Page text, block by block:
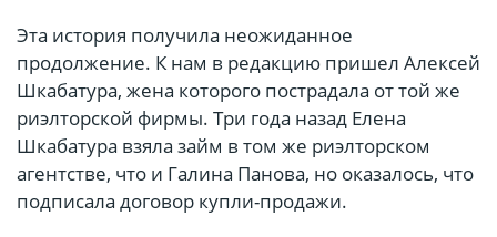
Эта история получила неожиданное
продолжение. К нам в редакцию пришел Алексей
Шкабатура, жена которого пострадала от той же
риэлторской фирмы. Три года назад Елена
Шкабатура взяла займ в том же риэлторском
агентстве, что и Галина Панова, но оказалось, что
подписала договор купли-продажи.